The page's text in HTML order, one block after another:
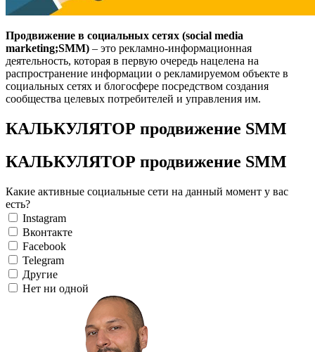
Продвижение в социальных сетях (social media
marketing;SMM) – это рекламно-информационная
деятельность, которая в первую очередь нацелена на
распространение информации о рекламируемом объекте в
социальных сетях и блогосфере посредством создания
сообщества целевых потребителей и управления им.
КАЛЬКУЛЯТОР продвижение SMM
КАЛЬКУЛЯТОР продвижение SMM
Какие активные социальные сети на данный момент у вас
есть?
Instagram
Вконтакте
Facebook
Telegram
Другие
Нет ни одной